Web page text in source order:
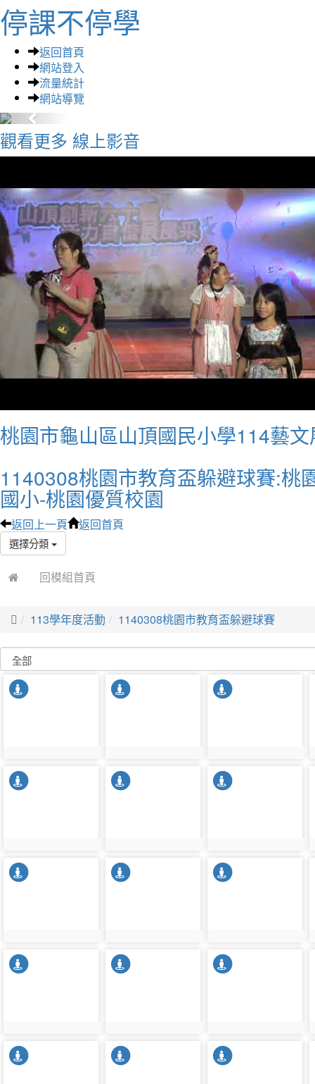
停課不停學
返回首頁
網站登入
流量統計
網站導覽
觀看更多 線上影音
桃園市龜山區山頂國民小學114藝
1140308桃園市教育盃躲避球賽:桃
國小-桃園優質校園
返回上一頁 返回首頁
選擇分類
回模組首頁
 113學年度活動 1140308桃園市教育盃躲避球賽